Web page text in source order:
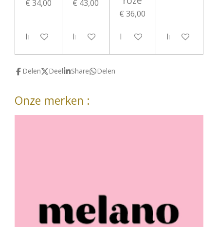
€ 34,00
In winkelwagen
€ 43,00
In winkelwagen
€ 36,00
In winkelwagenIn
Delen Deel Share Delen
Onze merken :